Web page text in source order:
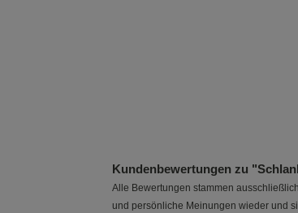
Kundenbewertungen zu
Alle Bewertungen stammen
und persönliche Meinungen wieder und